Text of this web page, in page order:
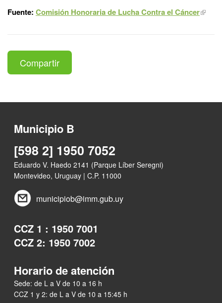
Fuente: Comisión Honoraria de Lucha Contra el Cáncer
Compartir
Municipio B
[598 2] 1950 7052
Eduardo V. Haedo 2141 (Parque Líber Seregni)
Montevideo, Uruguay | C.P. 11000
municipiob@imm.gub.uy
CCZ 1 : 1950 7001
CCZ 2: 1950 7002
Horario de atención
Sede: de L a V de 10 a 16 h
CCZ 1 y 2: de L a V de 10 a 15:45 h